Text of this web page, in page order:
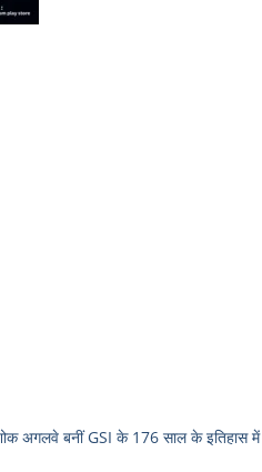
अगलवे बनीं GSI के 176 साल के इतिहास में